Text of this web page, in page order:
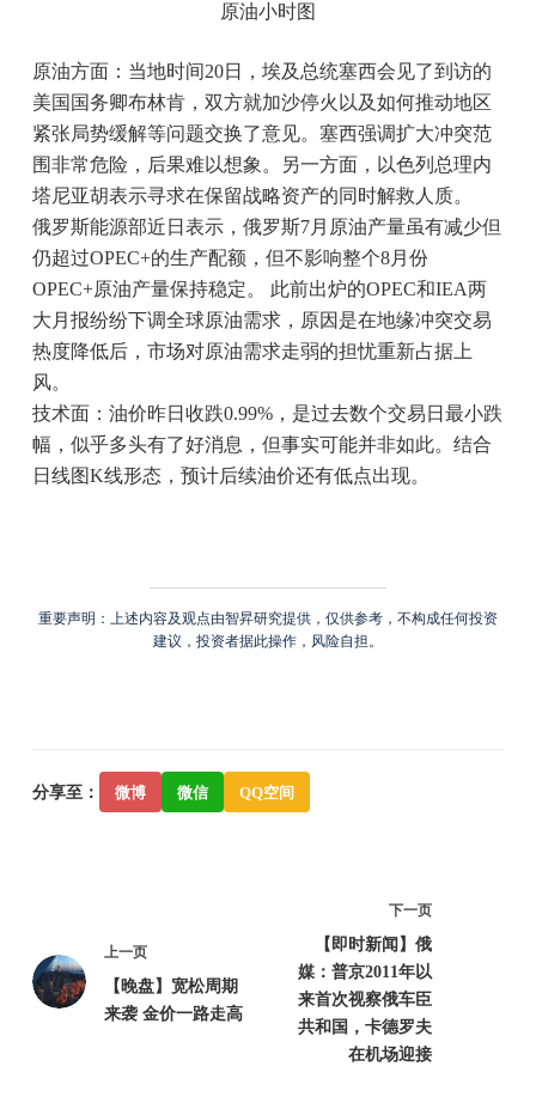
原油小时图
原油方面：当地时间20日，埃及总统塞西会见了到访的
美国国务卿布林肯，双方就加沙停火以及如何推动地区
紧张局势缓解等问题交换了意见。塞西强调扩大冲突范
围非常危险，后果难以想象。另一方面，以色列总理内
塔尼亚胡表示寻求在保留战略资产的同时解救人质。
俄罗斯能源部近日表示，俄罗斯7月原油产量虽有减少但
仍超过OPEC+的生产配额，但不影响整个8月份
OPEC+原油产量保持稳定。 此前出炉的OPEC和IEA两
大月报纷纷下调全球原油需求，原因是在地缘冲突交易
热度降低后，市场对原油需求走弱的担忧重新占据上
风。
技术面：油价昨日收跌0.99%，是过去数个交易日最小跌
幅，似乎多头有了好消息，但事实可能并非如此。结合
日线图K线形态，预计后续油价还有低点出现。
重要声明：上述内容及观点由智昇研究提供，仅供参考，不构成任何投资
建议，投资者据此操作，风险自担。
分享至： 微博 微信 QQ空间
上一页
【晚盘】宽松周期
来袭 金价一路走高
下一页
【即时新闻】俄
媒：普京2011年以
来首次视察俄车臣
共和国，卡德罗夫
在机场迎接